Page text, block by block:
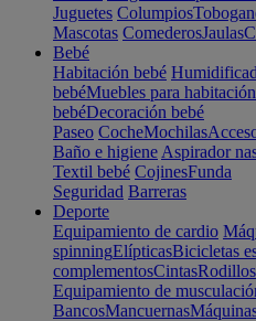
Juguetes Columpios
Mascotas ComederosJaulas
Bebé
Habitación bebé
bebéMuebles para
bebéDecoración bebé
Paseo CocheMochilas
Baño e higiene Aspirador
Textil bebé CojinesFunda
Seguridad Barreras
Deporte
Equipamiento de cardio
spinningElípticasBicicletas
complementosCintasRodillos
Equipamiento de
BancosMancuernas